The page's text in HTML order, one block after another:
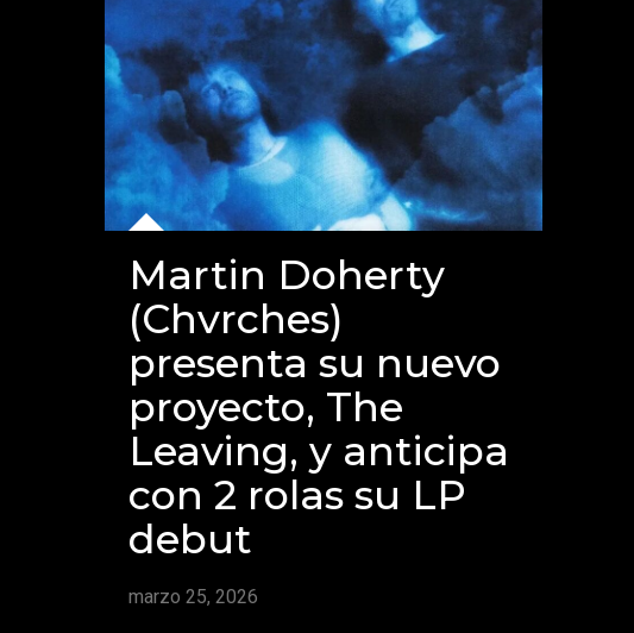
Martin Doherty
(Chvrches)
presenta su nuevo
proyecto, The
Leaving, y anticipa
con 2 rolas su LP
debut
marzo 25, 2026